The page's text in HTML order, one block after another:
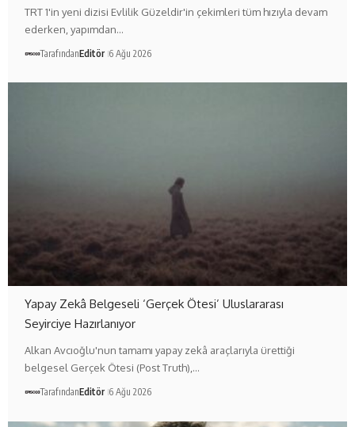
TRT 1'in yeni dizisi Evlilik Güzeldir'in çekimleri tüm hızıyla devam
ederken, yapımdan…
TarafındanEditör 6 Ağu 2026
Yapay Zekâ Belgeseli ‘Gerçek Ötesi’ Uluslararası
Seyirciye Hazırlanıyor
Alkan Avcıoğlu'nun tamamı yapay zekâ araçlarıyla ürettiği
belgesel Gerçek Ötesi (Post Truth),…
TarafındanEditör 6 Ağu 2026